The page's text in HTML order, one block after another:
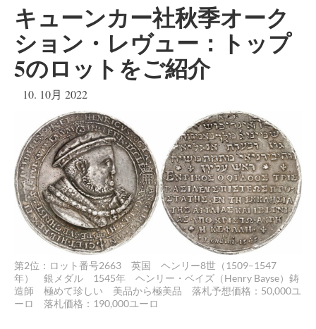
キューンカー社秋季オーク
ション・レヴュー：トップ
5のロットをご紹介
10. 10月 2022
第2位：ロット番号2663 英国 ヘンリー8世（1509–1547
年） 銀メダル 1545年 ヘンリー・ベイズ（Henry Bayse）鋳
造師 極めて珍しい 美品から極美品 落札予想価格：50,000ユ
ーロ 落札価格：190,000ユーロ